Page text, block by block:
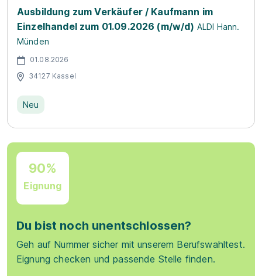
Ausbildung zum Verkäufer / Kaufmann im
Einzelhandel zum 01.09.2026 (m/w/d) ALDI Hann.
Münden
01.08.2026
34127 Kassel
Neu
90%
Eignung
Du bist noch unentschlossen?
Geh auf Nummer sicher mit unserem Berufswahltest.
Eignung checken und passende Stelle finden.